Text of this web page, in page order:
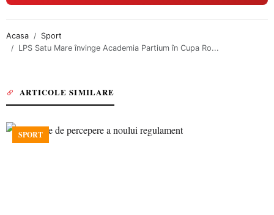
Acasa
Sport
LPS Satu Mare învinge Academia Partium în Cupa Ro...
ARTICOLE SIMILARE
SPORT